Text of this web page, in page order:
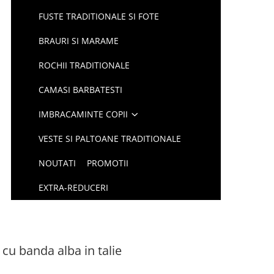
FUSTE TRADITIONALE SI FOTE
BRAURI SI MARAME
ROCHII TRADITIONALE
CAMASI BARBATESTI
IMBRACAMINTE COPII
VESTE SI PALTOANE TRADITIONALE
NOUTATI PROMOTII
EXTRA-REDUCERI
banda alba in talie